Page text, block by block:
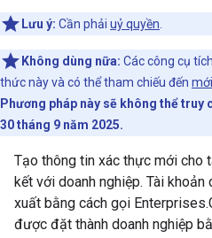
Lưu ý: Cần phải uỷ quyền
Không dùng nữa: Các công cụ
thức này và có thể tham chiếu đến
Phương pháp này sẽ không thể truy
30 tháng 9 năm 2025.
Tạo thông tin xác thực mới cho
kết với doanh nghiệp. Tài
xuất bằng cách gọi
được đặt thành doanh nghiệp